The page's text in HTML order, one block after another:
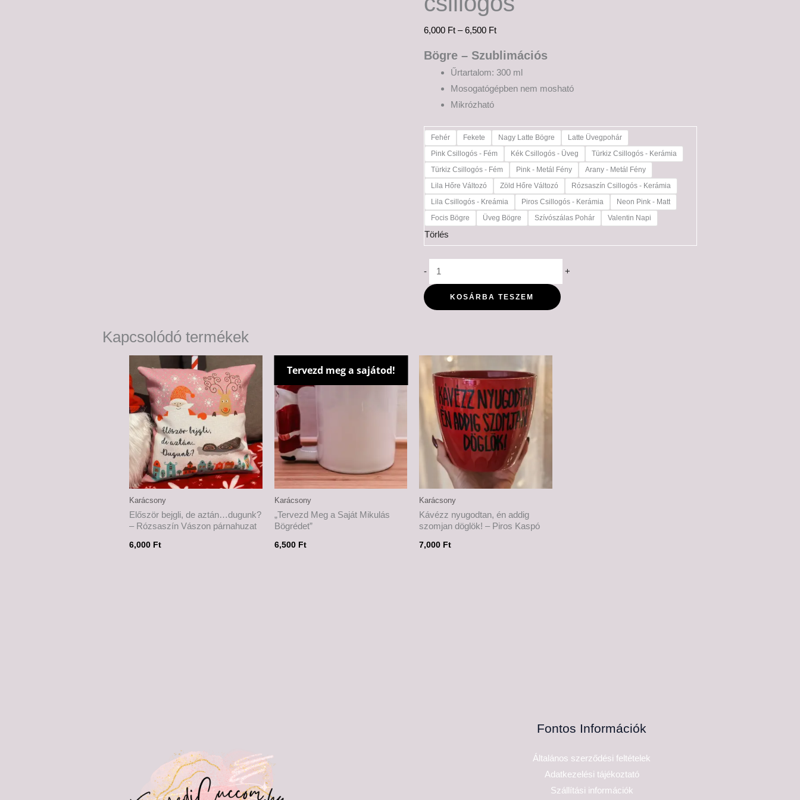
6,000 Ft – 6,500 Ft
Bögre – Szublimációs
Űrtartalom: 300 ml
Mosogatógépben nem mosható
Mikrózható
Fehér Fekete Nagy Latte Bögre
Latte Üvegpohár
Pink Csillogós - Fém
Kék Csillogós - Üveg
Türkiz Csillogós - Kerámia
Türkiz Csillogós - Fém
Pink - Metál Fény
Arany - Metál Fény
Lila Hőre Változó
Zöld Hőre Változó
Rózsaszín Csillogós - Kerámia
Lila Csillogós - Kreámia
Piros Csillogós - Kerámia
Neon Pink - Matt
Focis Bögre
Üveg Bögre Szívószálas Pohár Valentin Napi
Törlés
- +
KOSÁRBA TESZEM
Kapcsolódó termékek
Karácsony
Először bejgli, de aztán…dugunk?
– Rózsaszín Vászon párnahuzat
6,000 Ft
Tervezd meg a sajátod!
Karácsony
„Tervezd Meg a Saját Mikulás
Bögrédet”
6,500 Ft
Karácsony
Kávézz nyugodtan, én addig
szomjan döglök! – Piros Kaspó
7,000 Ft
Fontos Információk
Általános szerződési feltételek
Adatkezelési tájékoztató
Szállítási információk